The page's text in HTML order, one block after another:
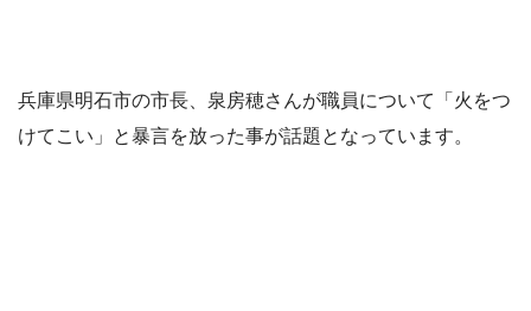
兵庫県明石市の市長、泉房穂さんが職員について「火をつ
けてこい」と暴言を放った事が話題となっています。